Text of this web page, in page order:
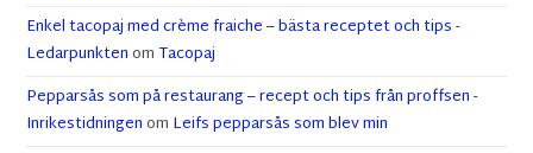
Enkel tacopaj med crème fraiche – bästa receptet och tips -
LedarpunktenomTacopaj
Pepparsås som på restaurang – recept och tips från proffsen -
Inrikestidningenom Leifs pepparsås som blev min